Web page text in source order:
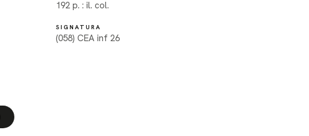
192 p. : il. col.
SIGNATURA
(058) CEA inf 26